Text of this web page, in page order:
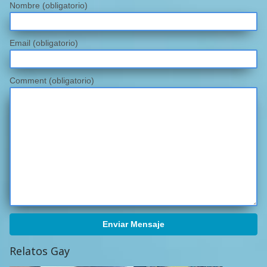
Nombre (obligatorio)
Email (obligatorio)
Comment (obligatorio)
Enviar Mensaje
Relatos Gay